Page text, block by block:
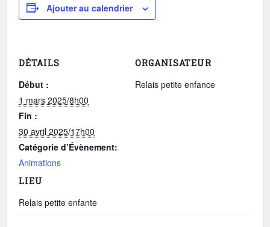
Ajouter au calendrier
DÉTAILS
Début :
1 mars 2025/8h00
Fin :
30 avril 2025/17h00
Catégorie d’Évènement:
Animations
LIEU
Relais petite enfante
ORGANISATEUR
Relais petite enfance